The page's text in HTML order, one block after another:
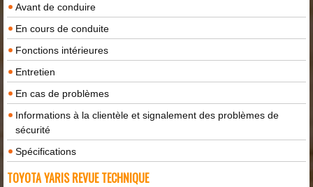
Avant de conduire
En cours de conduite
Fonctions intérieures
Entretien
En cas de problèmes
Informations à la clientèle et signalement des problèmes de
sécurité
Spécifications
TOYOTA YARIS REVUE TECHNIQUE